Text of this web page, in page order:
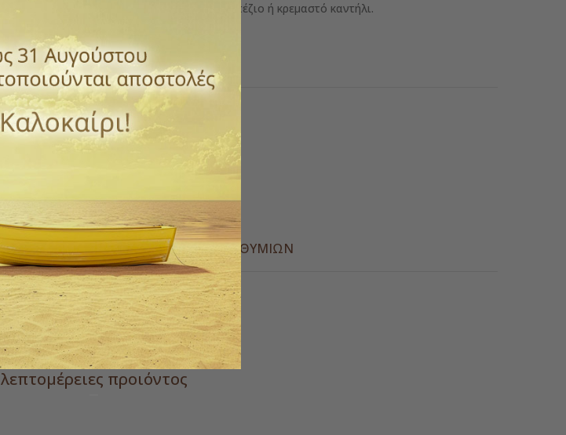
Καντηλόκουπα γυάλινη για επιτραπέζιο ή κρεμαστό καντήλι.
Βάρος: 0,150 kg
Ποσότητα
ΠΡΌΣΘΕΣΕ ΣΤΗΝ ΛΊΣΤΑ ΕΠΙΘΥΜΙΏΝ
λεπτομέρειες προιόντος